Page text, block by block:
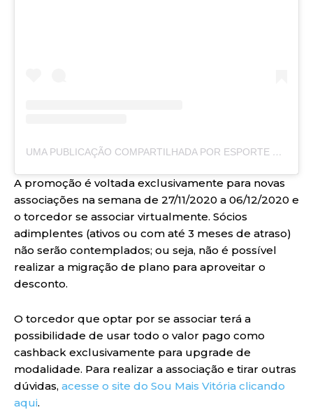
UMA PUBLICAÇÃO COMPARTILHADA POR ESPORTE CLUBE VITÓRIA (@ECVITORIA)
A promoção é voltada exclusivamente para novas
associações na semana de 27/11/2020 a 06/12/2020 e
o torcedor se associar virtualmente. Sócios
adimplentes (ativos ou com até 3 meses de atraso)
não serão contemplados; ou seja, não é possível
realizar a migração de plano para aproveitar o
desconto.
O torcedor que optar por se associar terá a
possibilidade de usar todo o valor pago como
cashback exclusivamente para upgrade de
modalidade. Para realizar a associação e tirar outras
dúvidas, acesse o site do Sou Mais Vitória clicando
aqui.